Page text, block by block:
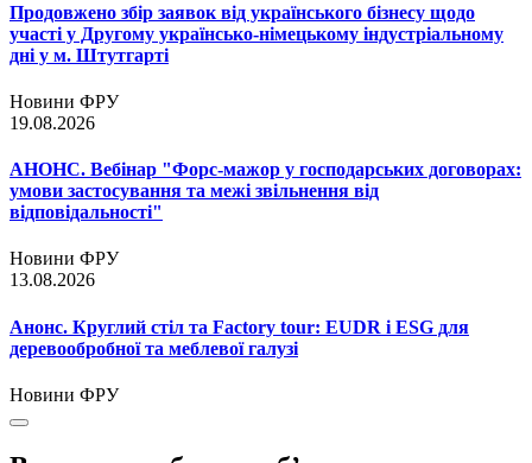
Продовжено збір заявок від українського бізнесу щодо
участі у Другому українсько-німецькому індустріальному
дні у м. Штутгарті
Новини ФРУ
19.08.2026
АНОНС. Вебінар "Форс-мажор у господарських договорах:
умови застосування та межі звільнення від
відповідальності"
Новини ФРУ
13.08.2026
Анонс. Круглий стіл та Factory tour: EUDR і ESG для
деревообробної та меблевої галузі
Новини ФРУ